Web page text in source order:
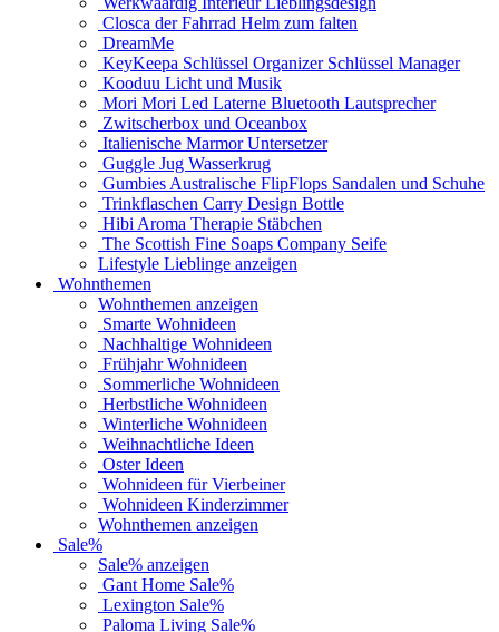
Closca der Fahrrad Helm zum falten
DreamMe
KeyKeepa Schlüssel Organizer Schlüssel Manager
Kooduu Licht und Musik
Mori Mori Led Laterne Bluetooth Lautsprecher
Zwitscherbox und Oceanbox
Italienische Marmor Untersetzer
Guggle Jug Wasserkrug
Gumbies Australische FlipFlops Sandalen und Schuhe
Trinkflaschen Carry Design Bottle
Hibi Aroma Therapie Stäbchen
The Scottish Fine Soaps Company Seife
Lifestyle Lieblinge anzeigen
Wohnthemen
Wohnthemen anzeigen
Smarte Wohnideen
Nachhaltige Wohnideen
Frühjahr Wohnideen
Sommerliche Wohnideen
Herbstliche Wohnideen
Winterliche Wohnideen
Weihnachtliche Ideen
Oster Ideen
Wohnideen für Vierbeiner
Wohnideen Kinderzimmer
Wohnthemen anzeigen
Sale%
Sale% anzeigen
Gant Home Sale%
Lexington Sale%
Paloma Living Sale%